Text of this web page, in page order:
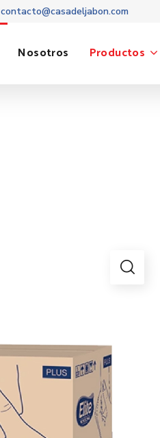
contacto@casadeljabon.com
Nosotros Productos